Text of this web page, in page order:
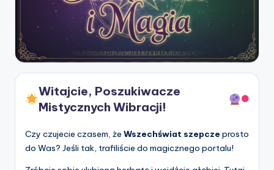
Witajcie, Poszukiwacze
Mistycznych Wibracji!
Czy czujecie czasem, że Wszechświat szepcze prosto
do Was? Jeśli tak, trafiliście do magicznego portalu!